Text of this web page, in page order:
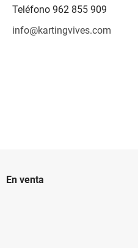
Teléfono 962 855 909
info@kartingvives.com
En venta